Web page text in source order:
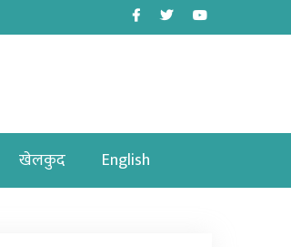
Facebook
TwitterYoutube
खेलकुद English